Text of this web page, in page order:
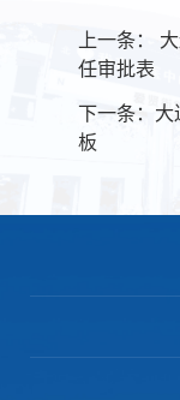
上一条：
任审批表
下一条： 大
板